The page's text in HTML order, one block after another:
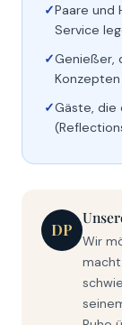
Paare und
Service
Genießer,
Gäste, die
DP
Wir